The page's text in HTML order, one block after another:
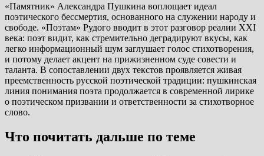
«Памятник» Александра Пушкина воплощает идеал
поэтического бессмертия, основанного на служении народу и
свободе. «Поэтам» Рудого вводит в этот разговор реалии XXI
века: поэт видит, как стремительно деградируют вкусы, как
легко информационный шум заглушает голос стихотворения,
и потому делает акцент на прижизненном суде совести и
таланта. В сопоставлении двух текстов проявляется живая
преемственность русской поэтической традиции: пушкинская
линия понимания поэта продолжается в современной лирике
о поэтическом призвании и ответственности за стихотворное
слово.
Что почитать дальше по теме